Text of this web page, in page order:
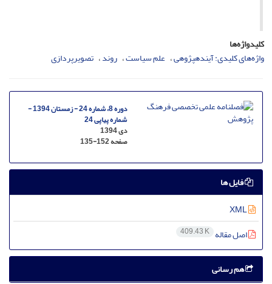
کلیدواژه‌ها
واژه‌های کلیدی: آینده‏پژوهی علم سیاست روند تصویرپردازی
دوره 8، شماره 24 - زمستان 1394 -
شماره پیاپی 24
دی 1394
صفحه135-152
فایل ها
اصل مقاله 409.43 K
هم رسانی